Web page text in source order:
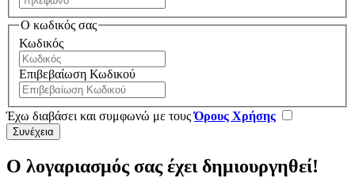
Ο κωδικός σας
Κωδικός
Επιβεβαίωση Κωδικού
Έχω διαβάσει και συμφωνώ με τουςΌρους Χρήσης
Ο λογαριασμός σας έχει δημιουργηθεί!